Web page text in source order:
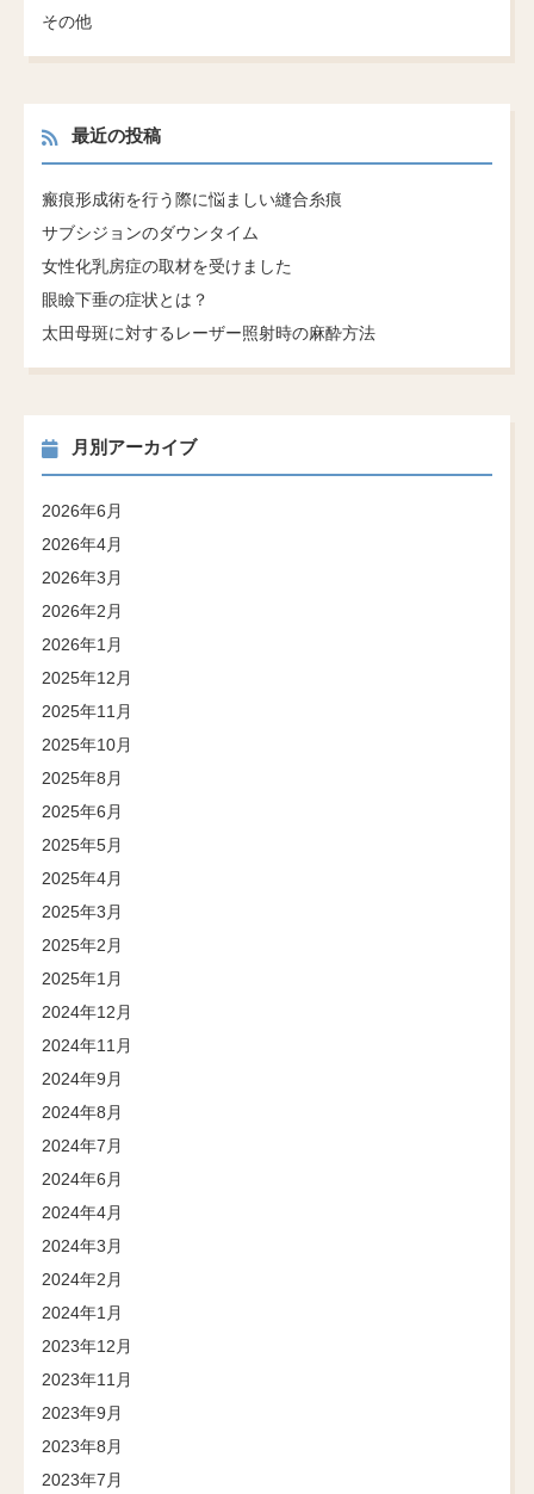
その他
最近の投稿
瘢痕形成術を行う際に悩ましい縫合糸痕
サブシジョンのダウンタイム
女性化乳房症の取材を受けました
眼瞼下垂の症状とは？
太田母斑に対するレーザー照射時の麻酔方法
月別アーカイブ
2026年6月
2026年4月
2026年3月
2026年2月
2026年1月
2025年12月
2025年11月
2025年10月
2025年8月
2025年6月
2025年5月
2025年4月
2025年3月
2025年2月
2025年1月
2024年12月
2024年11月
2024年9月
2024年8月
2024年7月
2024年6月
2024年4月
2024年3月
2024年2月
2024年1月
2023年12月
2023年11月
2023年9月
2023年8月
2023年7月